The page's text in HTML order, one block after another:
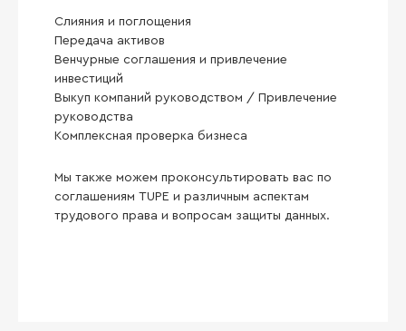
Слияния и поглощения
Передача активов
Венчурные соглашения и привлечение
инвестиций
Выкуп компаний руководством / Привлечение
руководства
Комплексная проверка бизнеса
Мы также можем проконсультировать вас по
соглашениям TUPE и различным аспектам
трудового права и вопросам защиты данных.